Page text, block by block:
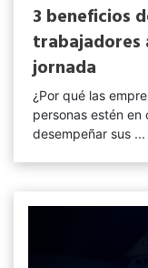
3 beneficios
trabajadores
jornada
¿Por qué las
personas estén en
desempeñar sus ...